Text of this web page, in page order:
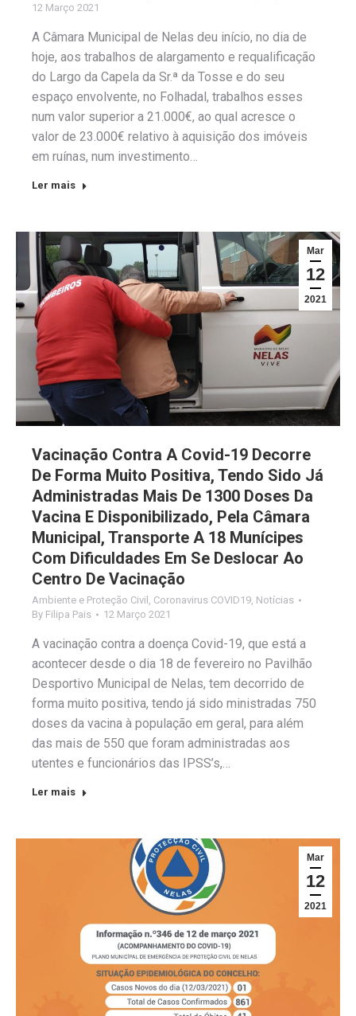
12 Março 2021
A Câmara Municipal de Nelas deu início, no dia de
hoje, aos trabalhos de alargamento e requalificação
do Largo da Capela da Sr.ª da Tosse e do seu
espaço envolvente, no Folhadal, trabalhos esses
num valor superior a 21.000€, ao qual acresce o
valor de 23.000€ relativo à aquisição dos imóveis
em ruínas, num investimento…
Ler mais
Mar
12
2021
Vacinação Contra A Covid-19 Decorre
De Forma Muito Positiva, Tendo Sido Já
Administradas Mais De 1300 Doses Da
Vacina E Disponibilizado, Pela Câmara
Municipal, Transporte A 18 Munícipes
Com Dificuldades Em Se Deslocar Ao
Centro De Vacinação
Ambiente e Proteção Civil , Coronavirus COVID19, Notícias
By Filipa Pais 12 Março 2021
A vacinação contra a doença Covid-19, que está a
acontecer desde o dia 18 de fevereiro no Pavilhão
Desportivo Municipal de Nelas, tem decorrido de
forma muito positiva, tendo já sido ministradas 750
doses da vacina à população em geral, para além
das mais de 550 que foram administradas aos
utentes e funcionários das IPSS’s,…
Ler mais
Mar
12
2021